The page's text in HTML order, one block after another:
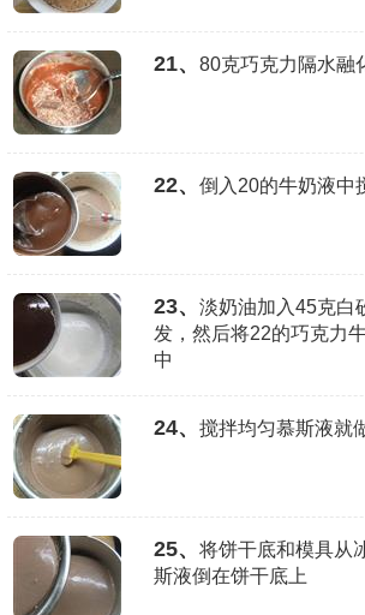
21、 80克巧克力隔水融
22、 倒入20的牛奶液中
23、
淡奶油加入45克白
发，然后将22的巧克力
中
24、 搅拌均匀慕斯液就
25、
将饼干底和模具从
斯液倒在饼干底上